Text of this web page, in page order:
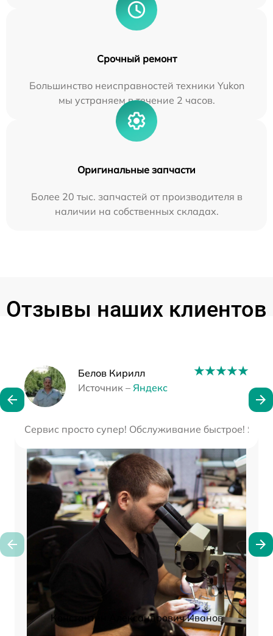
Срочный ремонт
Большинство неисправностей техники Yukon
мы устраняем в течение 2 часов.
Оригинальные запчасти
Более 20 тыс. запчастей от производителя в
наличии на собственных складах.
Отзывы наших клиентов
Белов Кирилл
Источник – Яндекс
Сервис просто супер! Обслуживание быстрое! Я
Наши мастера
Константин Александрович Иванов